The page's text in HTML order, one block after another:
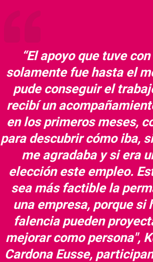
“El apoyo que tuve con
solamente fue hasta el
pude conseguir el
recibí un
en los primeros meses,
para descubrir cómo iba,
me agradaba y si era
elección este empleo.
sea más factible la
una empresa, porque si
falencia pueden
mejorar como persona",
Cardona Eusse,